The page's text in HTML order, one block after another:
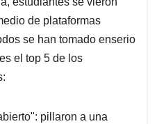
de plataformas
se han tomado enserio
el top 5 de los
pillaron a una